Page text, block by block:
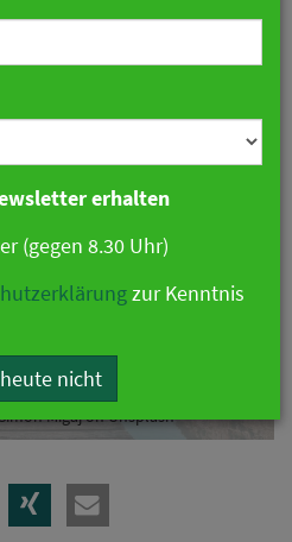
im Inland
planen 2021 häufiger Urlaub im
Migaj on Unsplash
erhalten
(gegen 8.30 Uhr)
zur Kenntnis
nicht